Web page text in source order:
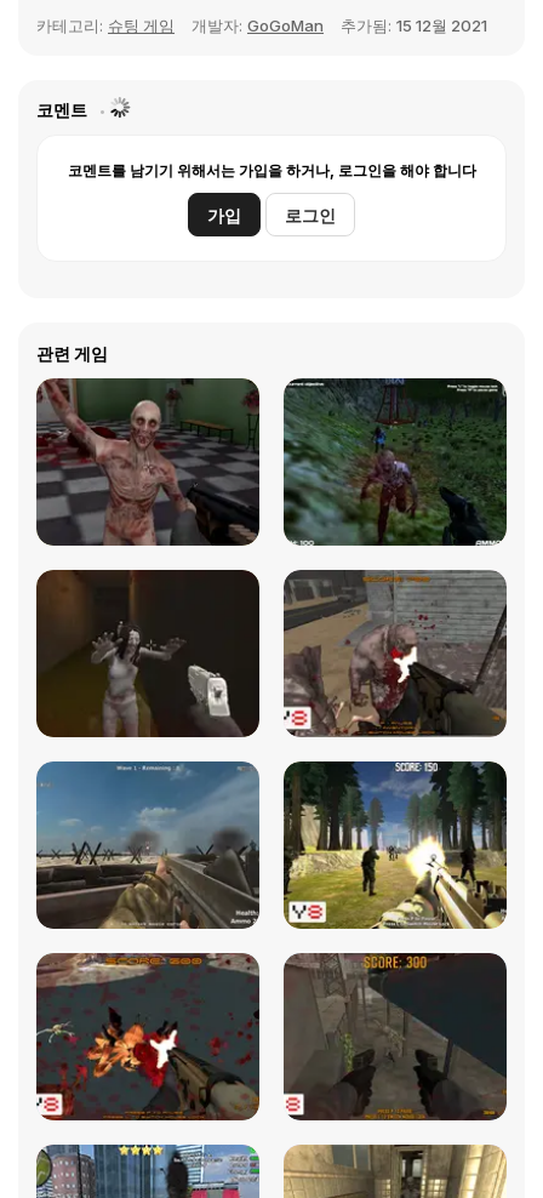
카테고리: 슈팅 게임 개발자: GoGoMan 추가됨: 15 12월 2021
코멘트
코멘트를 남기기 위해서는 가입을 하거나, 로그인을 해야 합니다
가입 로그인
관련 게임